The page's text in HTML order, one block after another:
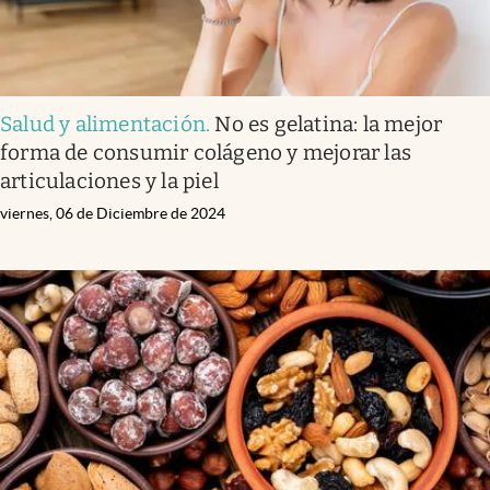
Salud y alimentación. No es gelatina: la mejor
forma de consumir colágeno y mejorar las
articulaciones y la piel
viernes, 06 de Diciembre de 2024